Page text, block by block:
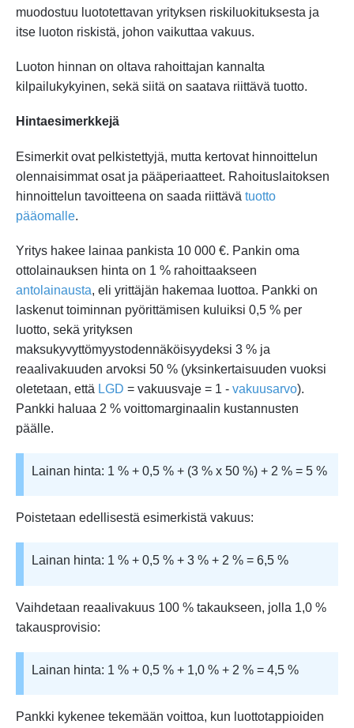
muodostuu luototettavan yrityksen riskiluokituksesta ja
itse luoton riskistä, johon vaikuttaa vakuus.
Luoton hinnan on oltava rahoittajan kannalta
kilpailukykyinen, sekä siitä on saatava riittävä tuotto.
Hintaesimerkkejä
Esimerkit ovat pelkistettyjä, mutta kertovat hinnoittelun
olennaisimmat osat ja pääperiaatteet. Rahoituslaitoksen
hinnoittelun tavoitteena on saada riittävä tuotto
pääomalle.
Yritys hakee lainaa pankista 10 000 €. Pankin oma
ottolainauksen hinta on 1 % rahoittaakseen
antolainausta, eli yrittäjän hakemaa luottoa. Pankki on
laskenut toiminnan pyörittämisen kuluiksi 0,5 % per
luotto, sekä yrityksen
maksukyvyttömyystodennäköisyydeksi 3 % ja
reaalivakuuden arvoksi 50 % (yksinkertaisuuden vuoksi
oletetaan, että LGD = vakuusvaje = 1 - vakuusarvo).
Pankki haluaa 2 % voittomarginaalin kustannusten
päälle.
Lainan hinta: 1 % + 0,5 % + (3 % x 50 %) + 2 % = 5 %
Poistetaan edellisestä esimerkistä vakuus:
Lainan hinta: 1 % + 0,5 % + 3 % + 2 % = 6,5 %
Vaihdetaan reaalivakuus 100 % takaukseen, jolla 1,0 %
takausprovisio:
Lainan hinta: 1 % + 0,5 % + 1,0 % + 2 % = 4,5 %
Pankki kykenee tekemään voittoa, kun luottotappioiden